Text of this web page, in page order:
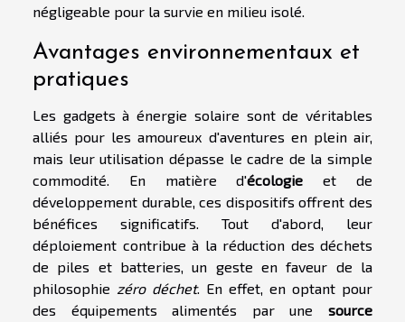
négligeable pour la survie en milieu isolé.
Avantages environnementaux et
pratiques
Les gadgets à énergie solaire sont de véritables
alliés pour les amoureux d'aventures en plein air,
mais leur utilisation dépasse le cadre de la simple
commodité. En matière d'écologie et de
développement durable, ces dispositifs offrent des
bénéfices significatifs. Tout d'abord, leur
déploiement contribue à la réduction des déchets
de piles et batteries, un geste en faveur de la
philosophie zéro déchet. En effet, en optant pour
des équipements alimentés par une source